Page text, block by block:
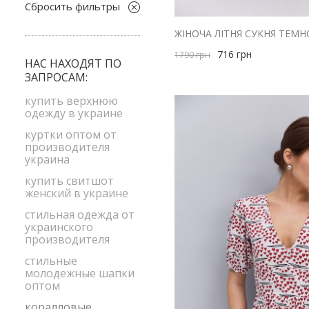
1790грн 716 грн
M
S-M
XS-S
бирюзовый
бордовый
голубой
желтый
зеленый
коралловый
коричневый
красный
малиновый
мята
оливковый
оранжевый
персиковый
розовый
Сбросить фильтры
НАС НАХОДЯТ ПО
ЗАПРОСАМ:
купить верхнюю
одежду в украине
куртки оптом от
производителя
украина
купить свитшот
женский в украине
стильная одежда от
украинского
производителя
стильные
молодежные шапки
оптом